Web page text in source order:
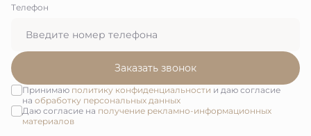
Tелефон
Заказать звонок
Принимаю политику конфиденциальности и даю согласие
на обработку персональных данных
Даю согласие на получение рекламно-информационных
материалов